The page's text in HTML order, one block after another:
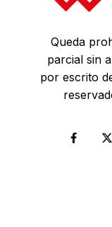
Queda
parcial sin
por escrito